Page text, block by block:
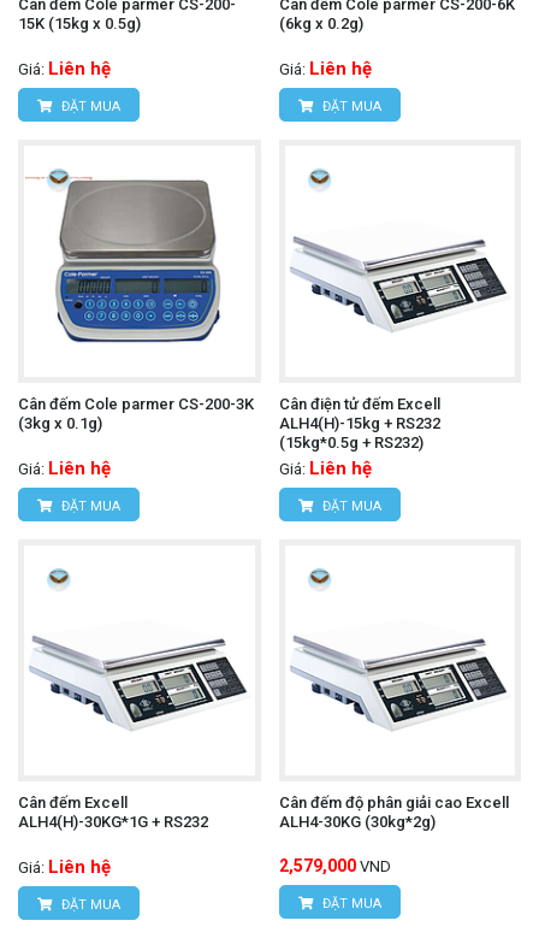
Cân đếm Cole parmer CS-200-
15K (15kg x 0.5g)
Giá: Liên hệ
ĐẶT MUA
Cân đếm Cole parmer CS-200-6K
(6kg x 0.2g)
Giá: Liên hệ
ĐẶT MUA
Cân đếm Cole parmer CS-200-3K
(3kg x 0.1g)
Giá: Liên hệ
ĐẶT MUA
Cân điện tử đếm Excell
ALH4(H)-15kg + RS232
(15kg*0.5g + RS232)
Giá: Liên hệ
ĐẶT MUA
Cân đếm Excell
ALH4(H)-30KG*1G + RS232
Giá: Liên hệ
ĐẶT MUA
Cân đếm độ phân giải cao Excell
ALH4-30KG (30kg*2g)
2,579,000 VND
ĐẶT MUA